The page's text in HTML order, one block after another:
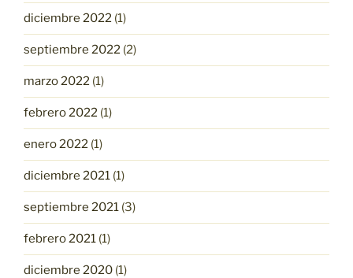
diciembre 2022 (1)
septiembre 2022 (2)
marzo 2022 (1)
febrero 2022 (1)
enero 2022 (1)
diciembre 2021 (1)
septiembre 2021 (3)
febrero 2021 (1)
diciembre 2020 (1)